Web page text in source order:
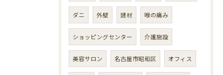
ダニ 外壁 建材 喉の痛み
ショッピングセンター 介護施設
美容サロン 名古屋市昭和区 オフィス